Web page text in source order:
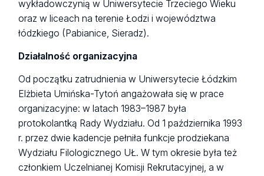
wykładowczynią w Uniwersytecie Trzeciego Wieku
oraz w liceach na terenie Łodzi i województwa
łódzkiego (Pabianice, Sieradz).
Działalność organizacyjna
Od początku zatrudnienia w Uniwersytecie Łódzkim
Elżbieta Umińska-Tytoń angażowała się w prace
organizacyjne: w latach 1983–1987 była
protokolantką Rady Wydziału. Od 1 października 1993
r. przez dwie kadencje pełniła funkcje prodziekana
Wydziału Filologicznego UŁ. W tym okresie była też
członkiem Uczelnianej Komisji Rekrutacyjnej, a w